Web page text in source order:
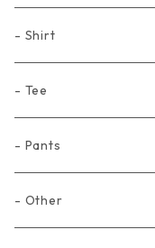
- Shirt
- Tee
- Pants
- Other